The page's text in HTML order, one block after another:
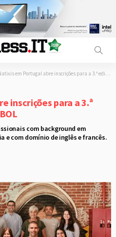
em Portugal abre inscrições para a 3.ª edição da Academia COBOL
inscrições para a 3.ª
com background em
e com domínio de inglês e francês.